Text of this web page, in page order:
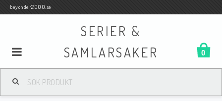
beyonder2000.se
SERIER &
SAMLARSAKER
0
Samlar- och Spelkort